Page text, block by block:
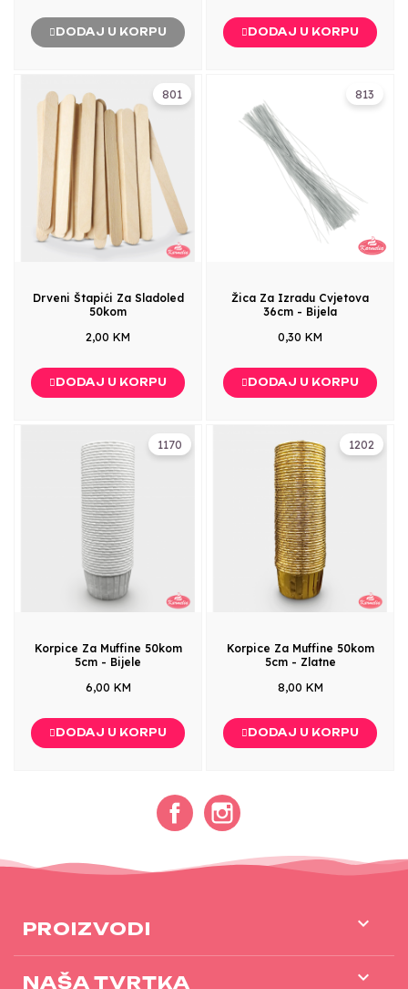
DODAJ U KORPU DODAJ U KORPU
801
Drveni Štapići Za Sladoled
50kom
2,00 KM
DODAJ U KORPU
813
Žica Za Izradu Cvjetova
36cm - Bijela
0,30 KM
DODAJ U KORPU
1170
Korpice Za Muffine 50kom
5cm - Bijele
6,00 KM
DODAJ U KORPU
1202
Korpice Za Muffine 50kom
5cm - Zlatne
8,00 KM
DODAJ U KORPU
Facebook
PROIZVODI 
NAŠA TVRTKA 